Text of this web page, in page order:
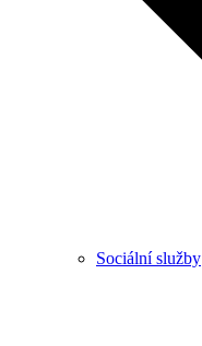
Sociální služby